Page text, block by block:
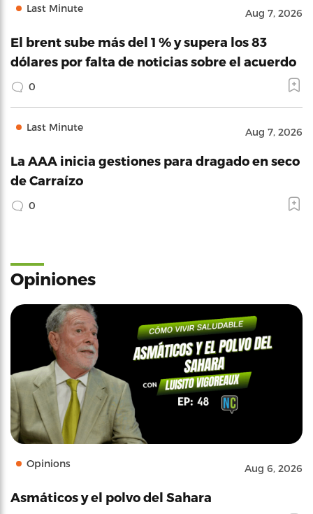
Last Minute Aug 7, 2026
El brent sube más del 1 % y supera los 83
dólares por falta de noticias sobre el acuerdo
0
Last Minute Aug 7, 2026
La AAA inicia gestiones para dragado en seco
de Carraízo
0
Opiniones
Opinions Aug 6, 2026
Asmáticos y el polvo del Sahara